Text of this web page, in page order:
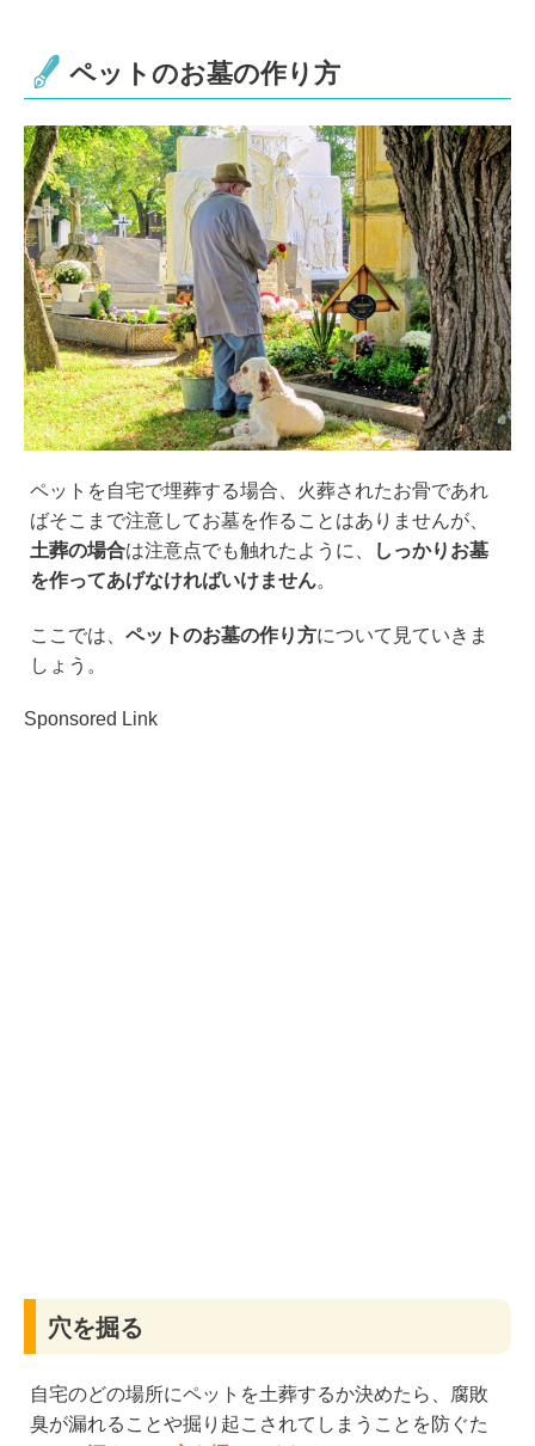
ペットのお墓の作り方
ペットを自宅で埋葬する場合、火葬されたお骨であれ
ばそこまで注意してお墓を作ることはありませんが、
土葬の場合は注意点でも触れたように、
しっかりお墓
を作ってあげなければいけません。
ここでは、 ペットのお墓の作り方について見ていきま
しょう。
Sponsored Link
穴を掘る
自宅のどの場所にペットを土葬するか決めたら、腐敗
臭が漏れることや掘り起こされてしまうことを防ぐた